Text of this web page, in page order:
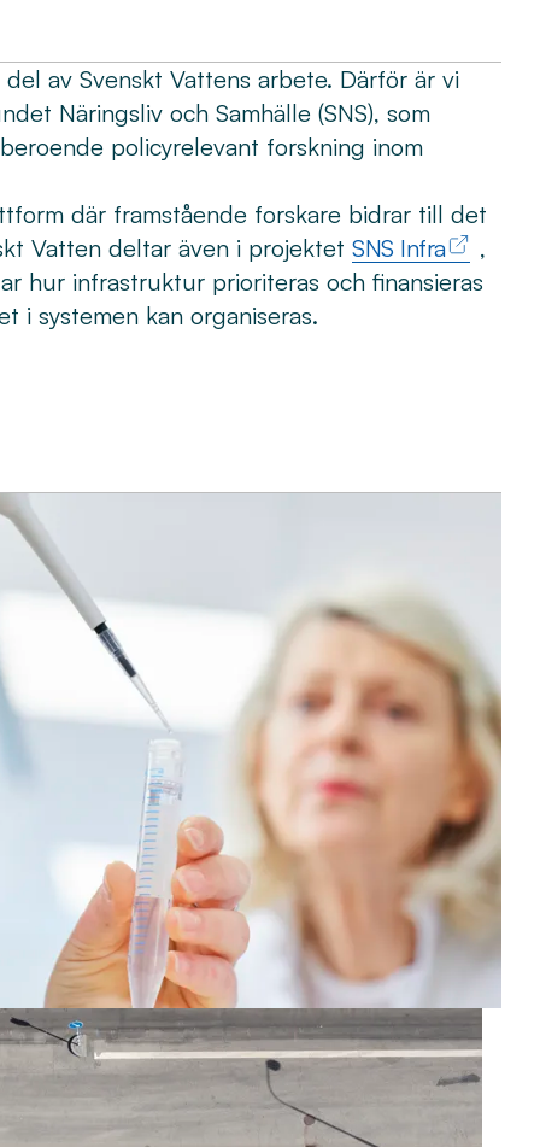
av Svenskt Vattens arbete. Därför är vi
Näringsliv och Samhälle (SNS), som
policyrelevant forskning inom
där framstående forskare bidrar till det
Vatten deltar även i projektet SNS Infra
,
hur infrastruktur prioriteras och finansieras
i systemen kan organiseras.